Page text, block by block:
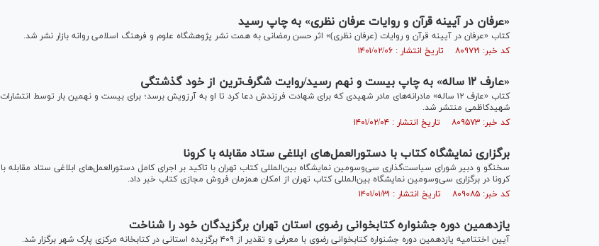
«عرفان در آیینه قرآن و روایات عرفان نظری» به چاپ رسید
کتاب «عرفان در آیینه قرآن و روایات (عرفان نظری)» اثر حسن رمضانی به همت نشر پژوهشگاه علوم و فرهنگ اسلامی روانه بازار نشر شد.
کد خبر: ۸۰۹۷۲۱ تاریخ انتشار : ۱۴۰۱/۰۲/۰۶
«عارف ۱۲ ساله» به چاپ بیست و نهم رسید/روایت شگرف‌ترین از خود گذشتگی
کتاب «عارف ۱۲ ساله» مادرانه‌های مادر شهیدی که برای شهادت فرزندش دعا کرد تا او به آرزویش برسد؛ برای بیست و نهمین بار توسط انتشارات
شهیدکاظمی منتشر شد.
کد خبر: ۸۰۹۵۷۳ تاریخ انتشار : ۱۴۰۱/۰۲/۰۴
برگزاری نمایشگاه کتاب با دستورالعمل‌های ابلاغی ستاد مقابله با کرونا
سخنگو و دبیر شورای سیاست‌گذاری سی‌وسومین نمایشگاه بین‌المللی کتاب تهران با تاکید بر اجرای کامل دستورالعمل‌های ابلاغی ستاد مقابله با
کرونا در برگزاری سی‌وسومین نمایشگاه بین‌المللی کتاب تهران از امکان همزمان فروش مجازی کتاب خبر داد.
کد خبر: ۸۰۹۰۸۵ تاریخ انتشار : ۱۴۰۱/۰۱/۳۱
یازدهمین دوره جشنواره کتابخوانی رضوی استان تهران برگزیدگان خود را شناخت
آیین اختتامیه یازدهمین دوره جشنواره کتابخوانی رضوی با معرفی و تقدیر از ۴۰۹ برگزیده استانی در کتابخانه مرکزی پارک شهر برگزار شد.